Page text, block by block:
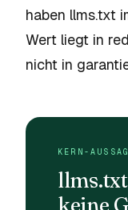
haben llms.txt
Wert liegt in
nicht in
KERN-